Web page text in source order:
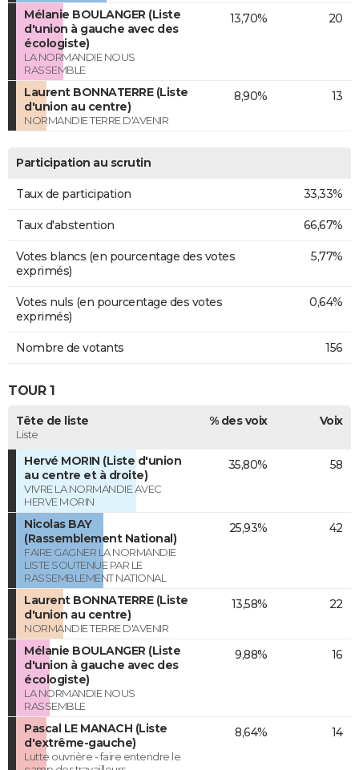
Mélanie BOULANGER (Liste
d'union à gauche avec des
écologiste)
LA NORMANDIE NOUS
RASSEMBLE
13,70% 20
Laurent BONNATERRE (Liste
d'union au centre)
NORMANDIE TERRE D'AVENIR
8,90% 13
Participation au scrutin
Taux de participation 33,33%
Taux d'abstention 66,67%
Votes blancs (en pourcentage des votes
exprimés)
5,77%
Votes nuls (en pourcentage des votes
exprimés)
0,64%
Nombre de votants 156
TOUR 1
Tête de liste
Liste
% des voix Voix
Hervé MORIN (Liste d'union
au centre et à droite)
VIVRE LA NORMANDIE AVEC
HERVE MORIN
35,80% 58
Nicolas BAY
(Rassemblement National)
FAIRE GAGNER LA NORMANDIE
LISTE SOUTENUE PAR LE
RASSEMBLEMENT NATIONAL
25,93% 42
Laurent BONNATERRE (Liste
d'union au centre)
NORMANDIE TERRE D'AVENIR
13,58% 22
Mélanie BOULANGER (Liste
d'union à gauche avec des
écologiste)
LA NORMANDIE NOUS
RASSEMBLE
9,88% 16
Pascal LE MANACH (Liste
d'extrême-gauche)
Lutte ouvrière - faire entendre le
8,64% 14